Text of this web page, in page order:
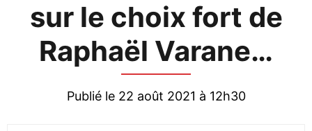
sur le choix fort de
Raphaël Varane…
Publié le 22 août 2021 à 12h30